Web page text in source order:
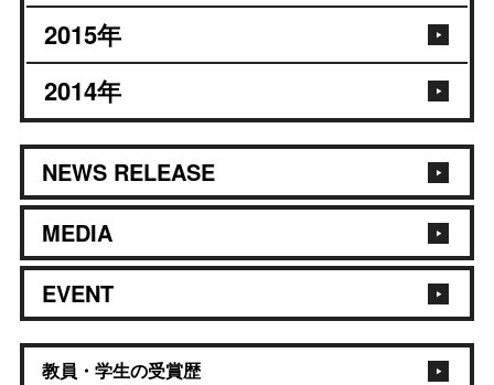
2015年
2014年
NEWS RELEASE
MEDIA
EVENT
教員・学生の受賞歴